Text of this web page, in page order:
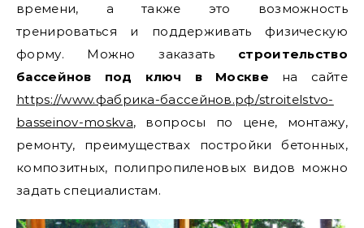
времени, а также это возможность
тренироваться и поддерживать физическую
форму. Можно заказать строительство
бассейнов под ключ в Москве на сайте
https://www.фабрика-бассейнов.рф/stroitelstvo-
basseinov-moskva, вопросы по цене, монтажу,
ремонту, преимуществах постройки бетонных,
композитных, полипропиленовых видов можно
задать специалистам.